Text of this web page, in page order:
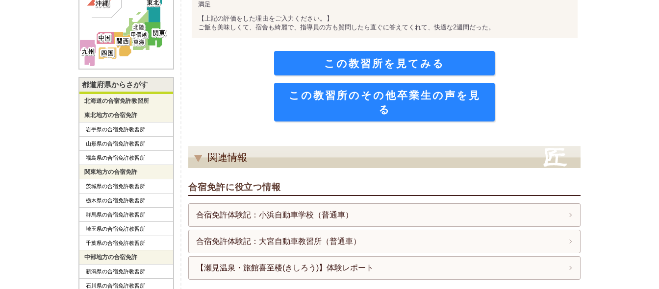
満足
【上記の評価をした理由をご入力ください。】
ご飯も美味しくて、宿舎も綺麗で、指導員の方も質問したら直ぐに答えてくれて、快適な2週間だった。
この教習所を見てみる
この教習所のその他卒業生の声を見
る
関連情報
合宿免許に役立つ情報
合宿免許体験記：小浜自動車学校（普通車）
合宿免許体験記：大宮自動車教習所（普通車）
【瀬見温泉・旅館喜至楼(きしろう)】体験レポート
都道府県からさがす
北海道の合宿免許教習所
東北地方の合宿免許
岩手県の合宿免許教習所
山形県の合宿免許教習所
福島県の合宿免許教習所
関東地方の合宿免許
茨城県の合宿免許教習所
栃木県の合宿免許教習所
群馬県の合宿免許教習所
埼玉県の合宿免許教習所
千葉県の合宿免許教習所
中部地方の合宿免許
新潟県の合宿免許教習所
石川県の合宿免許教習所